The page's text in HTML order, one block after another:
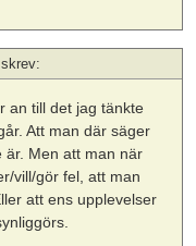
skrev:
an till det jag tänkte
Att man där säger
är. Men att man när
vill/gör fel, att man
att ens upplevelser